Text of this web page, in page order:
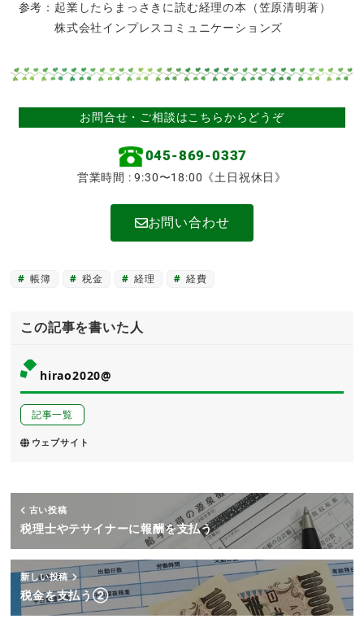
参考：起業したらまっさきに読む経理の本（笠原清明著）
株式会社インプレスコミュニケーションズ
お問合せ・ご相談はこちらからどうぞ
045-869-0337
営業時間 : 9:30〜18:00《土日祝休日》
お問い合わせ
帳簿 税金 経理 経費
この記事を書いた人
hirao2020@
記事一覧
ウェブサイト
古い投稿
税理士やテサイナーに報酬を支払う
新しい投稿
税金を支払う②